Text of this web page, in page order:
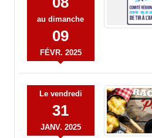
audimanche
09
FÉVR. 2025
Le vendredi
31
JANV. 2025